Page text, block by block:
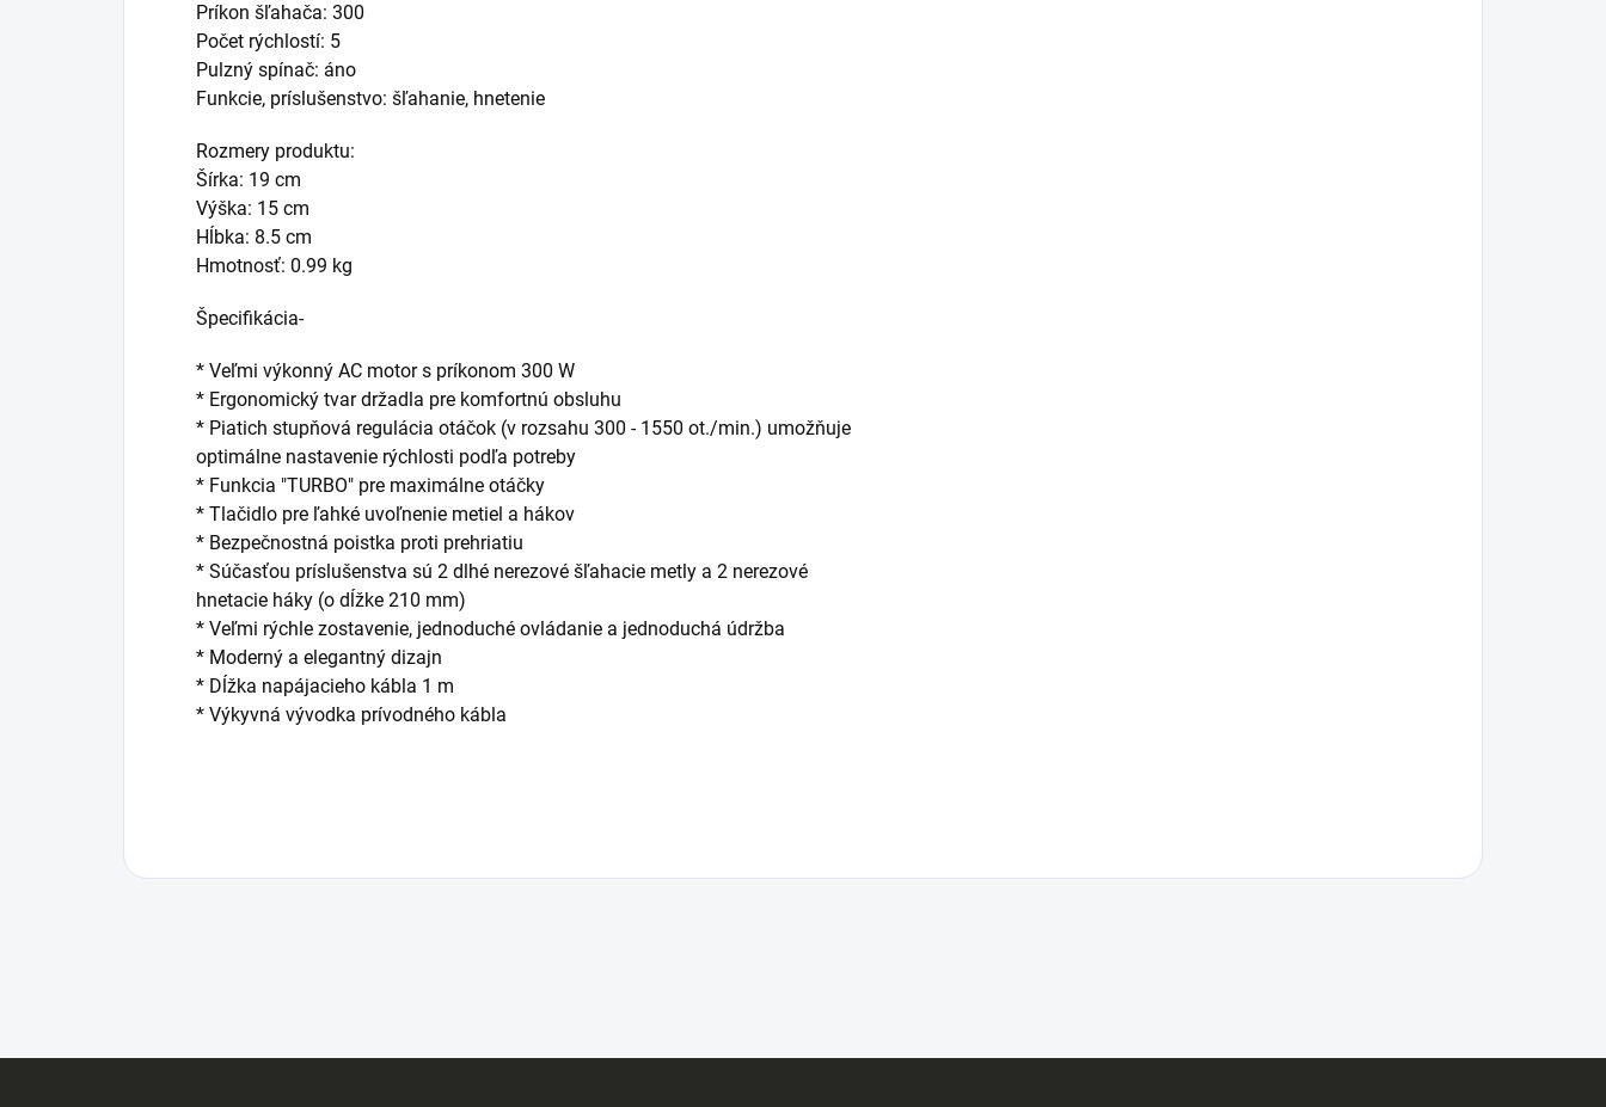
Príkon šľahača: 300
Počet rýchlostí: 5
Pulzný spínač: áno
Funkcie, príslušenstvo: šľahanie, hnetenie
Rozmery produktu:
Šírka: 19 cm
Výška: 15 cm
Hĺbka: 8.5 cm
Hmotnosť: 0.99 kg
Špecifikácia-
* Veľmi výkonný AC motor s príkonom 300 W
* Ergonomický tvar držadla pre komfortnú obsluhu
* Piatich stupňová regulácia otáčok (v rozsahu 300 - 1550 ot./min.) umožňuje
optimálne nastavenie rýchlosti podľa potreby
* Funkcia "TURBO" pre maximálne otáčky
* Tlačidlo pre ľahké uvoľnenie metiel a hákov
* Bezpečnostná poistka proti prehriatiu
* Súčasťou príslušenstva sú 2 dlhé nerezové šľahacie metly a 2 nerezové
hnetacie háky (o dĺžke 210 mm)
* Veľmi rýchle zostavenie, jednoduché ovládanie a jednoduchá údržba
* Moderný a elegantný dizajn
* Dĺžka napájacieho kábla 1 m
* Výkyvná vývodka prívodného kábla